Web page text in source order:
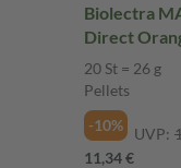
Biolectra
20 St = 26 g
Pellets
-10%
UVP:
11,34 €